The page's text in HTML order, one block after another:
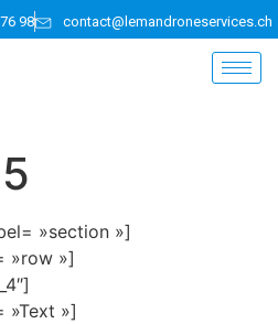
98 contact@lemandroneservices.ch
»section »]
»row »]
»Text »]